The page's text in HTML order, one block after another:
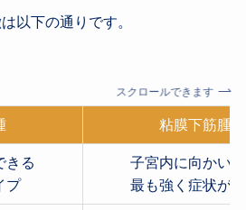
以下の通りです。
スクロールできます
粘膜下筋腫
きる
プ
子宮内に向かい
最も強く症状が